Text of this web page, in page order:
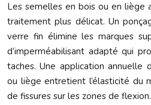
Les semelles en bois ou en liège
traitement plus délicat. Un
verre fin élimine les marques
d’imperméabilisant adapté qui
taches. Une application annuelle
ou liège entretient l’élasticité du
de fissures sur les zones de flexion.